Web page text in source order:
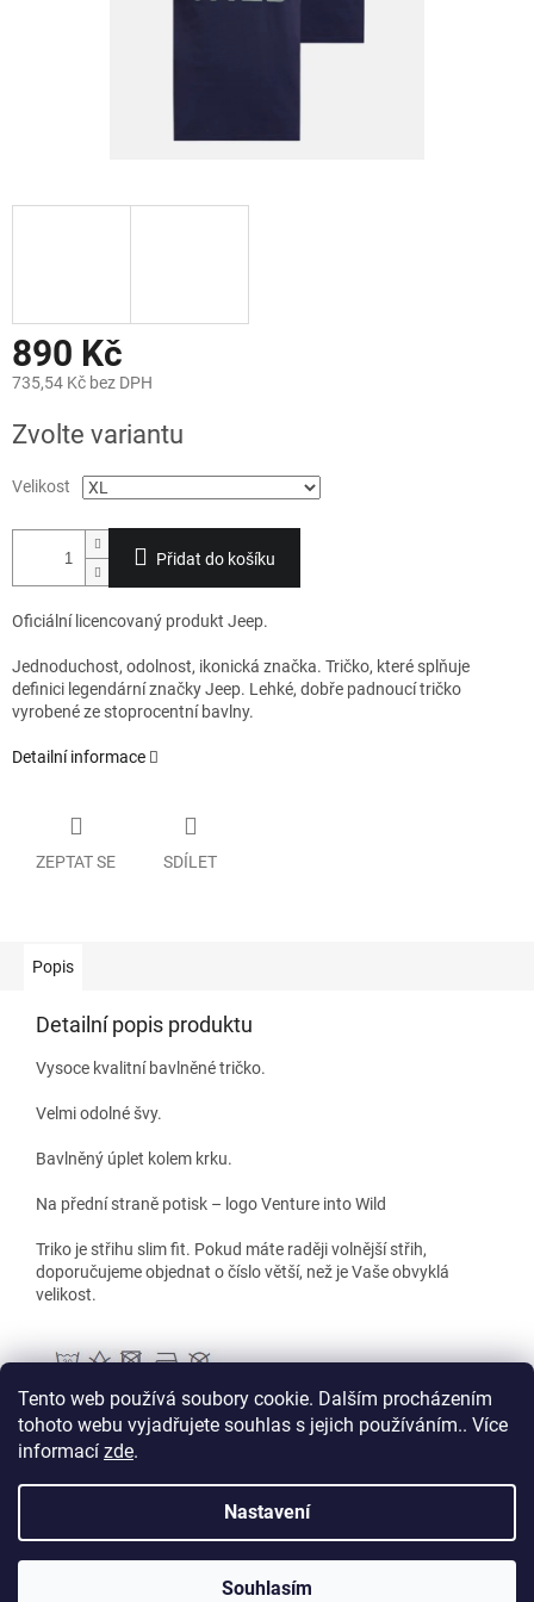
Tento web používá soubory cookie. Dalším procházením
tohoto webu vyjadřujete souhlas s jejich používáním.. Více
informací zde.
Nastavení
Souhlasím
890 Kč
735,54 Kč bez DPH
cena:
Zvolte variantu
Velikost
Přidat do košíku
Oficiální licencovaný produkt Jeep.
Jednoduchost, odolnost, ikonická značka. Tričko, které splňuje
definici legendární značky Jeep. Lehké, dobře padnoucí tričko
vyrobené ze stoprocentní bavlny.
Detailní informace
ZEPTAT SE SDÍLET
Popis
Detailní popis produktu
Vysoce kvalitní bavlněné tričko.
Velmi odolné švy.
Bavlněný úplet kolem krku.
Na přední straně potisk – logo Venture into Wild
Triko je střihu slim fit. Pokud máte raději volnější střih,
doporučujeme objednat o číslo větší, než je Vaše obvyklá
velikost.
Vytvořil Shoptet
Club Jeep Store. Všechna práva vyhrazena.